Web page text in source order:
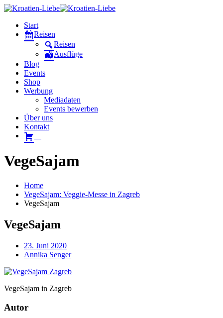
Start
Reisen
Reisen
Ausflüge
Blog
Events
Shop
Werbung
Mediadaten
Events bewerben
Über uns
Kontakt
VegeSajam
Home
VegeSajam: Veggie-Messe in Zagreb
VegeSajam
VegeSajam
23. Juni 2020
Annika Senger
VegeSajam in Zagreb
Autor